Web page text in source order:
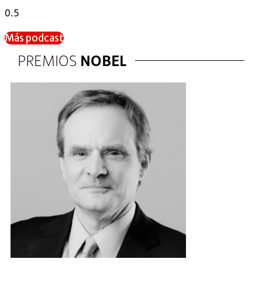
Más podcast
PREMIOS NOBEL